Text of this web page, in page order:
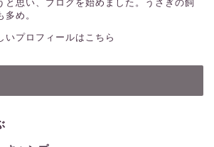
と思い、ブログを始めました。うさぎの飼
め。
いプロフィールはこちら